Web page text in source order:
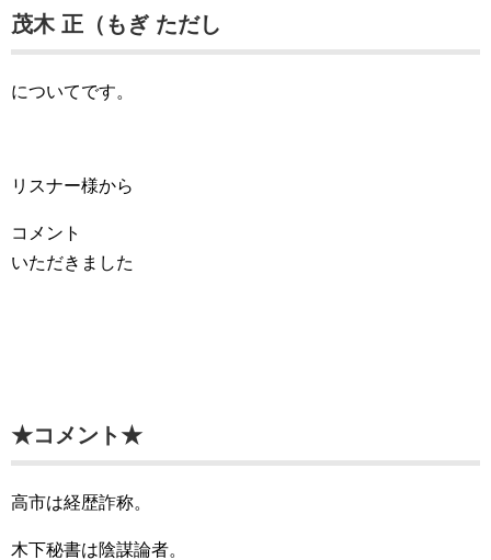
茂木 正（もぎ ただし
についてです。
リスナー様から
コメント
いただきました
★コメント★
高市は経歴詐称。
木下秘書は陰謀論者。